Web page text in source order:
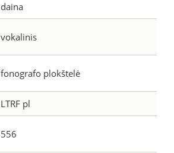
daina
vokalinis
fonografo plokštelė
LTRF pl
556